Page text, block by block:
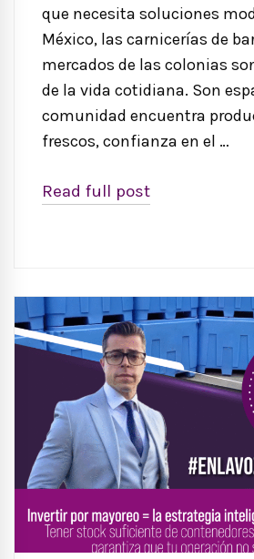
que necesita soluciones
México, las carnicerías de
mercados de las colonias
de la vida cotidiana. Son
comunidad encuentra
frescos, confianza en el …
Read full post